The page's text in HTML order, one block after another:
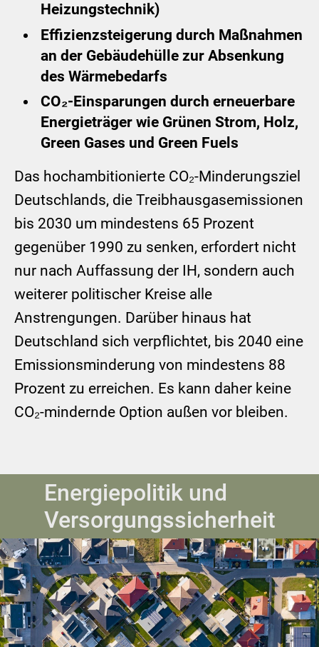
Heizungstechnik)
Effizienzsteigerung durch Maßnahmen
an der Gebäudehülle zur Absenkung
des Wärmebedarfs
CO₂-Einsparungen durch erneuerbare
Energieträger wie Grünen Strom, Holz,
Green Gases und Green Fuels
Das hochambitionierte CO₂-Minderungsziel
Deutschlands, die Treibhausgasemissionen
bis 2030 um mindestens 65 Prozent
gegenüber 1990 zu senken, erfordert nicht
nur nach Auffassung der IH, sondern auch
weiterer politischer Kreise alle
Anstrengungen. Darüber hinaus hat
Deutschland sich verpflichtet, bis 2040 eine
Emissionsminderung von mindestens 88
Prozent zu erreichen. Es kann daher keine
CO₂-mindernde Option außen vor bleiben.
Energiepolitik und
Versorgungssicherheit